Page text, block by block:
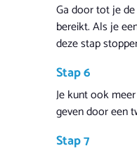
Ga door tot je
bereikt. Als je
deze stap
Stap 6
Je kunt ook
geven door een
Stap 7